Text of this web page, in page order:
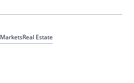
MarketsReal Estate